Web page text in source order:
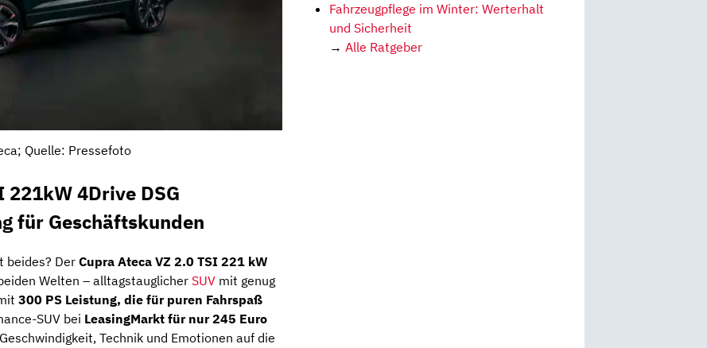
Quelle: Pressefoto
221kW 4Drive DSG
für Geschäftskunden
beides? Der Cupra Ateca VZ 2.0 TSI 221 kW
Welten – alltagstauglicher SUV mit genug
300 PS Leistung, die für puren Fahrspaß
SUV bei LeasingMarkt für nur 245 Euro
Technik und Emotionen auf die
Fahrzeugpflege im Winter: Werterhalt
und Sicherheit
→ Alle Ratgeber